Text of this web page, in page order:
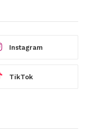
Instagram
TikTok